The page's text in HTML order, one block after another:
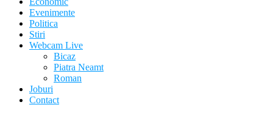
Evenimente
Politica
Stiri
Webcam Live
Bicaz
Piatra Neamt
Roman
Joburi
Contact